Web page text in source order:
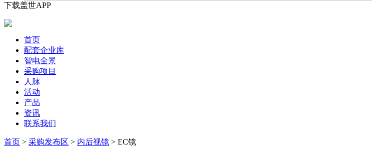
下载盖世APP
首页
配套企业库
智电全景
采购项目
人脉
活动
产品
资讯
联系我们
首页 > 采购发布区 > 内后视镜 > EC镜